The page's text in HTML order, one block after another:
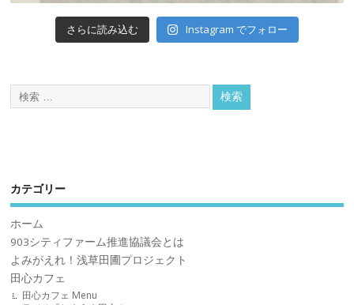
さらに読み込む Instagram でフォロー
カテゴリー
ホーム
903シティファーム推進協議会とは
よみがえれ！浅草田圃プロジェクト
田心カフェ
田心カフェ Menu